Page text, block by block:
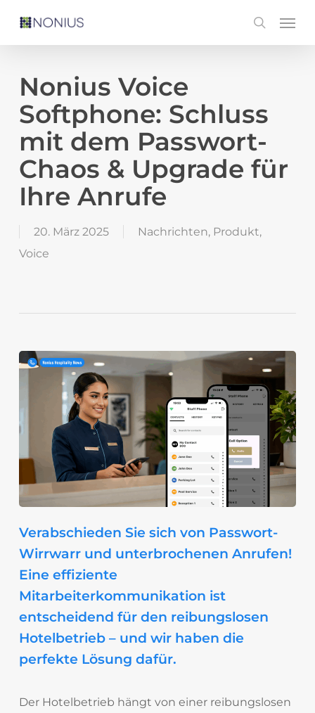
content
search
Menu
Nonius Voice
Softphone: Schluss
mit dem Passwort-
Chaos & Upgrade für
Ihre Anrufe
20. März 2025 Nachrichten, Produkt,
Voice
Verabschieden Sie sich von Passwort-
Wirrwarr und unterbrochenen Anrufen!
Eine effiziente
Mitarbeiterkommunikation ist
entscheidend für den reibungslosen
Hotelbetrieb – und wir haben die
perfekte Lösung dafür.
Der Hotelbetrieb hängt von einer reibungslosen